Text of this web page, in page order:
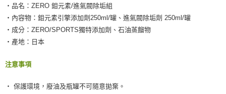
‧品名：ZERO 鉬元素/進氣閥除垢組
‧內容物：鉬元素引擎添加劑250ml/罐、進氣閥除垢劑 250ml/罐
‧成分：ZERO/SPORTS獨特添加劑、石油蒸餾物
‧產地：日本
注意事項
‧ 保護環境，廢油及瓶罐不可隨意拋棄。